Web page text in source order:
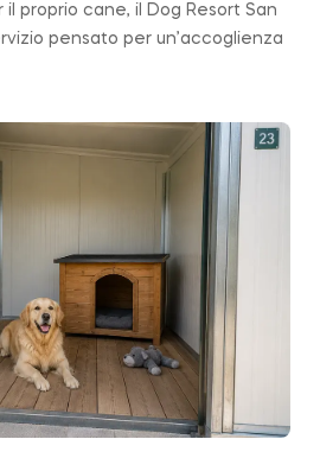
proprio cane, il Dog Resort San
pensato per un’accoglienza